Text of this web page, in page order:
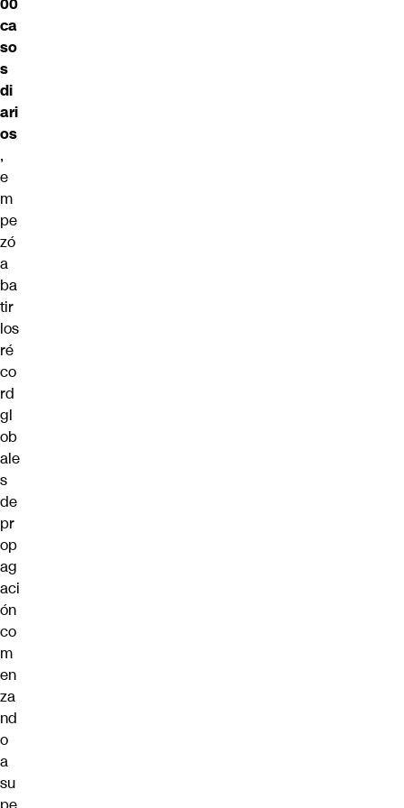
ca
so
s
di
ari
os
,
e
m
pe
zó
a
ba
tir
los
ré
co
rd
gl
ob
ale
s
de
pr
op
ag
aci
ón
co
m
en
za
nd
o
a
su